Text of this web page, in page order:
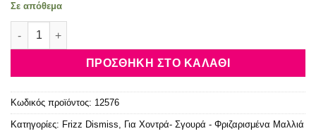
Σε απόθεμα
Redken Frizz Dismiss Shampoo 1000ml ποσότητα
ΠΡΟΣΘΉΚΗ ΣΤΟ ΚΑΛΆΘΙ
Κωδικός προϊόντος: 12576
Κατηγορίες: Frizz Dismiss, Για Χοντρά- Σγουρά - Φριζαρισμένα Μαλλιά